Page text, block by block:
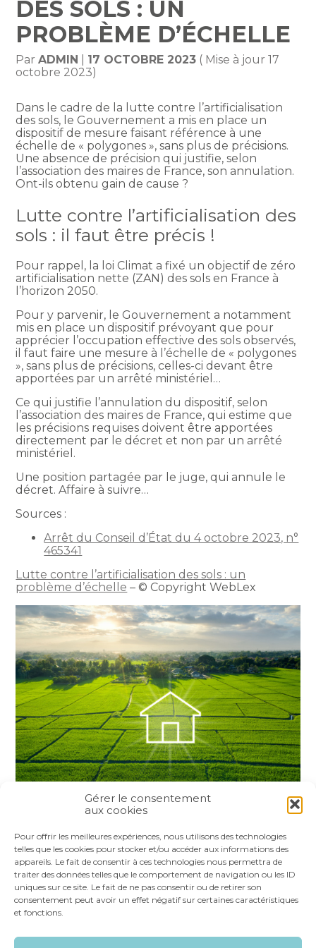
Gérer le consentement
aux cookies
Pour offrir les meilleures expériences, nous utilisons des technologies
telles que les cookies pour stocker et/ou accéder aux informations des
appareils. Le fait de consentir à ces technologies nous permettra de
traiter des données telles que le comportement de navigation ou les ID
uniques sur ce site. Le fait de ne pas consentir ou de retirer son
consentement peut avoir un effet négatif sur certaines caractéristiques
et fonctions.
DES SOLS : UN
PROBLÈME D’ÉCHELLE
ParADMIN 17 OCTOBRE 2023 ( Mise à jour 17
octobre 2023)
Dans le cadre de la lutte contre l’artificialisation
des sols, le Gouvernement a mis en place un
dispositif de mesure faisant référence à une
échelle de « polygones », sans plus de précisions.
Une absence de précision qui justifie, selon
l’association des maires de France, son annulation.
Ont-ils obtenu gain de cause ?
Lutte contre l’artificialisation des
sols : il faut être précis !
Pour rappel, la loi Climat a fixé un objectif de zéro
artificialisation nette (ZAN) des sols en France à
l’horizon 2050.
Pour y parvenir, le Gouvernement a notamment
mis en place un dispositif prévoyant que pour
apprécier l’occupation effective des sols observés,
il faut faire une mesure à l’échelle de « polygones
», sans plus de précisions, celles-ci devant être
apportées par un arrêté ministériel…
Ce qui justifie l’annulation du dispositif, selon
l’association des maires de France, qui estime que
les précisions requises doivent être apportées
directement par le décret et non par un arrêté
ministériel.
Une position partagée par le juge, qui annule le
décret. Affaire à suivre…
Sources :
Arrêt du Conseil d’État du 4 octobre 2023, n°
465341
Lutte contre l’artificialisation des sols : un
problème d’échelle – © Copyright WebLex
FaceBook
TwitterLinkedIn
Footer